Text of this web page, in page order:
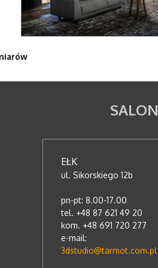
SALON
EŁK
ul. Sikorskiego 12b
pn-pt: 8.00-17.00
tel. +48 87 621 49 20
kom. +48 691 720 277
e-mail:
3dstudio@tarmot.com.pl